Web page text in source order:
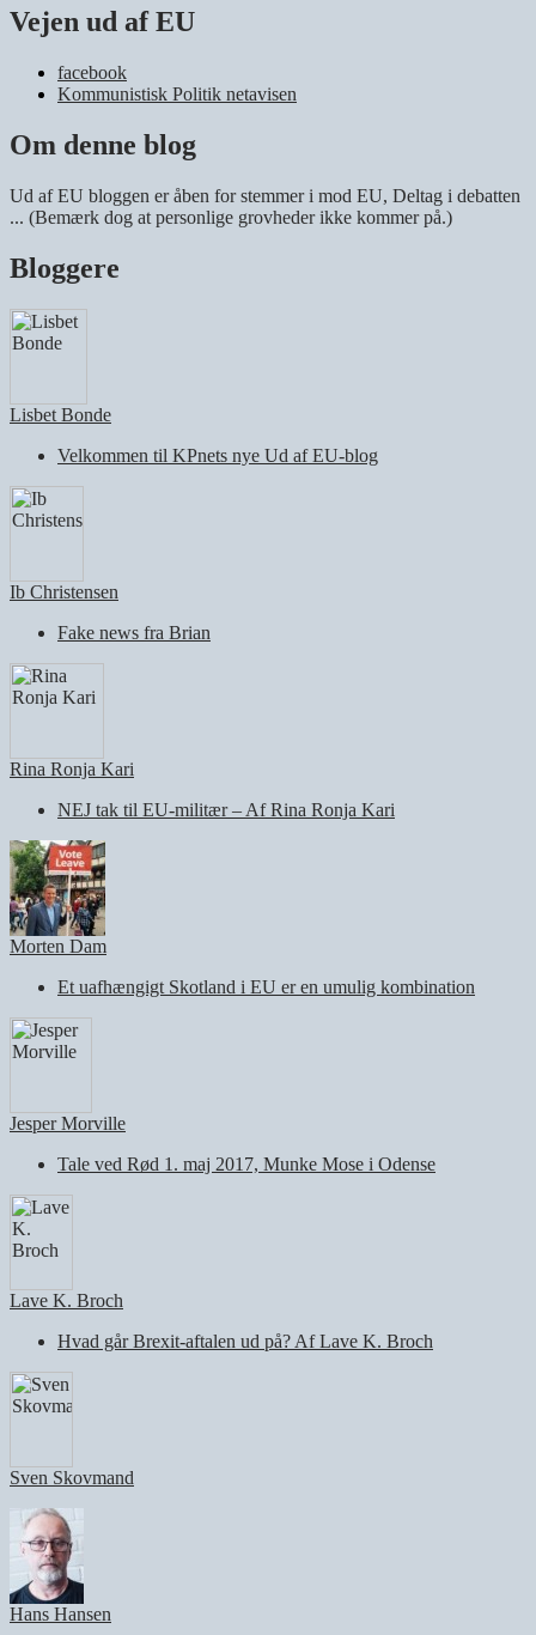
Vejen ud af EU
facebook
Kommunistisk Politik netavisen
Om denne blog
Ud af EU bloggen er åben for stemmer i mod EU, Deltag i debatten
... (Bemærk dog at personlige grovheder ikke kommer på.)
Bloggere
Lisbet Bonde
Velkommen til KPnets nye Ud af EU-blog
Ib Christensen
Fake news fra Brian
Rina Ronja Kari
NEJ tak til EU-militær – Af Rina Ronja Kari
Morten Dam
Et uafhængigt Skotland i EU er en umulig kombination
Jesper Morville
Tale ved Rød 1. maj 2017, Munke Mose i Odense
Lave K. Broch
Hvad går Brexit-aftalen ud på? Af Lave K. Broch
Sven Skovmand
Hans Hansen